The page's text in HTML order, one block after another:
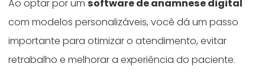
Ao optar por umsoftware de anamnese digital
com modelos personalizáveis, você dá um passo
importante para otimizar o atendimento, evitar
retrabalho e melhorar a experiência do paciente.